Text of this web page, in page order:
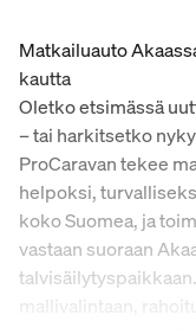
Matkailuauto
kautta
Oletko etsimässä
– tai harkitsetko
ProCaravan tekee
helpoksi,
koko Suomea, ja
vastaan suoraan
mallivalintaan,